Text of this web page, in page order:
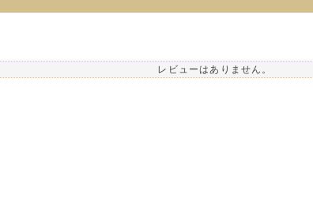
レビューはありません。